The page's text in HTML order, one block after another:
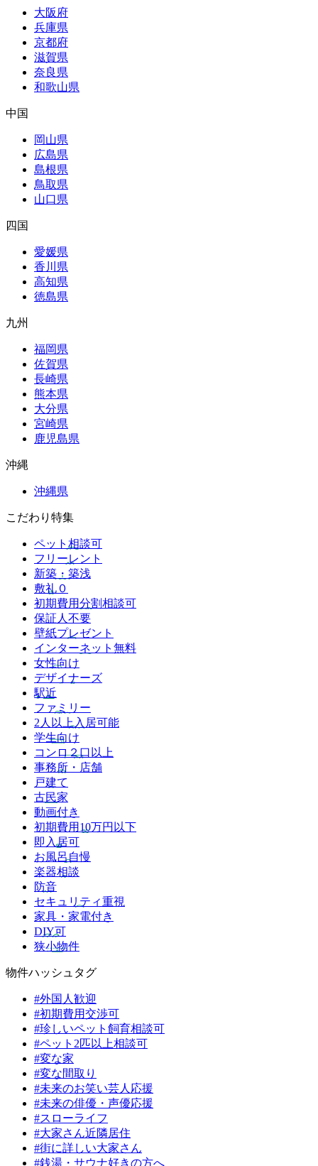
大阪府
兵庫県
京都府
滋賀県
奈良県
和歌山県
中国
岡山県
広島県
島根県
鳥取県
山口県
四国
愛媛県
香川県
高知県
徳島県
九州
福岡県
佐賀県
長崎県
熊本県
大分県
宮崎県
鹿児島県
沖縄
沖縄県
こだわり特集
ペット相談可
フリーレント
新築・築浅
敷礼０
初期費用分割相談可
保証人不要
壁紙プレゼント
インターネット無料
女性向け
デザイナーズ
駅近
ファミリー
2人以上入居可能
学生向け
コンロ２口以上
事務所・店舗
戸建て
古民家
動画付き
初期費用10万円以下
即入居可
お風呂自慢
楽器相談
防音
セキュリティ重視
家具・家電付き
DIY可
狭小物件
物件ハッシュタグ
#外国人歓迎
#初期費用交渉可
#珍しいペット飼育相談可
#ペット2匹以上相談可
#変な家
#変な間取り
#未来のお笑い芸人応援
#未来の俳優・声優応援
#スローライフ
#大家さん近隣居住
#街に詳しい大家さん
#銭湯・サウナ好きの方へ